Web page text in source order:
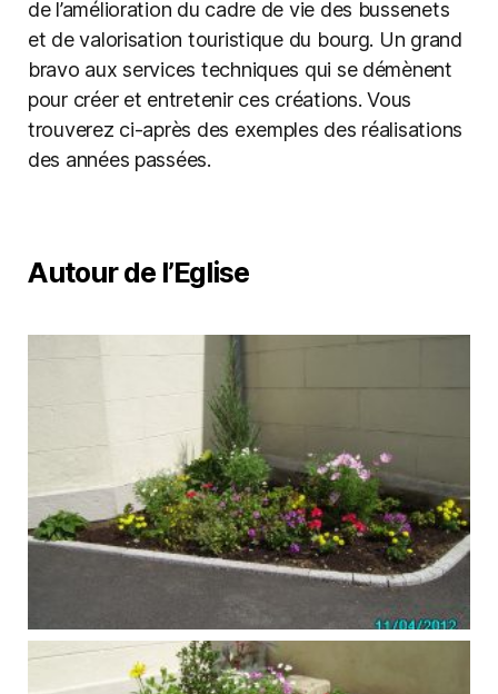
de l’amélioration du cadre de vie des bussenets
et de valorisation touristique du bourg. Un grand
bravo aux services techniques qui se démènent
pour créer et entretenir ces créations. Vous
trouverez ci-après des exemples des réalisations
des années passées.
Autour de l’Eglise